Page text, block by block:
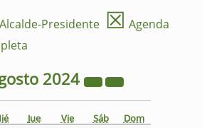
Alcalde-Presidente ☒ Agenda
2024
Jue Vie Sáb Dom